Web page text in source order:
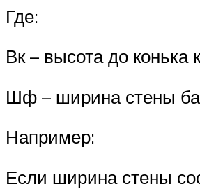
Где:
Вк – высота до
Шф – ширина стены
Например:
Если ширина стены